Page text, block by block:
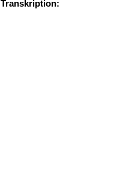
Transkription: